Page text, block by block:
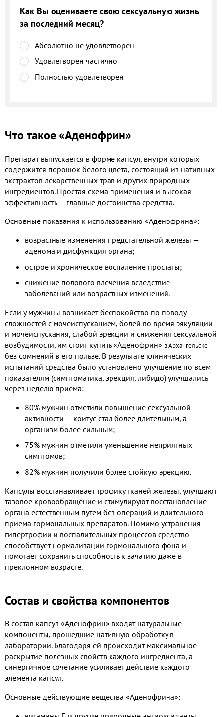
Как Вы оцениваете свою сексуальную жизнь
за последний месяц?
Абсолютно не удовлетворен
Удовлетворен частично
Полностью удовлетворен
Что такое «Аденофрин»
Препарат выпускается в форме капсул, внутри которых
содержится порошок белого цвета, состоящий из нативных
экстрактов лекарственных трав и других природных
ингредиентов. Простая схема применения и высокая
эффективность — главные достоинства средства.
Основные показания к использованию «Аденофрина»:
возрастные изменения предстательной железы —
аденома и дисфункция органа;
острое и хроническое воспаление простаты;
снижение полового влечения вследствие
заболеваний или возрастных изменений.
Если у мужчины возникает беспокойство по поводу
сложностей с мочеиспусканием, болей во время эякуляции
и мочеиспускания, слабой эрекции и снижения сексуальной
возбудимости, им стоит купить «Аденофрин» в Архангельске
без сомнений в его пользе. В результате клинических
испытаний средства было установлено улучшение по всем
показателям (симптоматика, эрекция, либидо) улучшались
через неделю приема:
80% мужчин отметили повышение сексуальной
активности — коитус стал более длительным, а
организм более сильным;
75% мужчин отметили уменьшение неприятных
симптомов;
82% мужчин получили более стойкую эрекцию.
Капсулы восстанавливает трофику тканей железы, улучшают
тазовое кровообращение и стимулируют восстановление
органа естественным путем без операций и длительного
приема гормональных препаратов. Помимо устранения
гипертрофии и воспалительных процессов средство
способствует нормализации гормонального фона и
помогает сохранить способность к зачатию даже в
преклонном возрасте.
Состав и свойства компонентов
В состав капсул «Аденофрин» входят натуральные
компоненты, прошедшие нативную обработку в
лаборатории. Благодаря ей происходит максимальное
раскрытие полезных свойств каждого ингредиента, а
синергичное сочетание усиливает действие каждого
элемента капсул.
Основные действующие вещества «Аденофрина»: